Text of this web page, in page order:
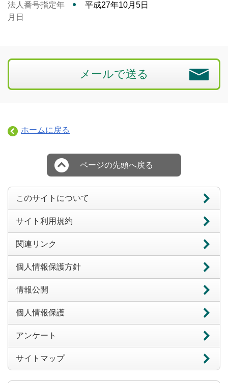
法人番号指定年
月日
平成27年10月5日
メールで送る
ホームに戻る
ページの先頭へ戻る
このサイトについて
サイト利用規約
関連リンク
個人情報保護方針
情報公開
個人情報保護
アンケート
サイトマップ